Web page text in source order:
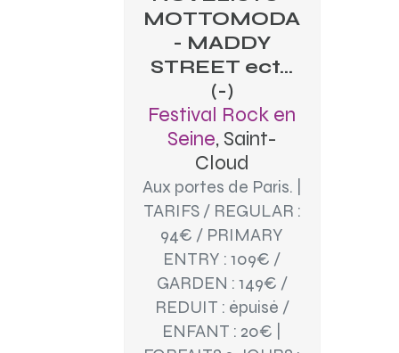
MOTTOMODA
- MADDY
STREET ect...
(-)
Festival Rock en
Seine, Saint-
Cloud
Aux portes de Paris. |
TARIFS / REGULAR :
94€ / PRIMARY
ENTRY : 109€ /
GARDEN : 149€ /
REDUIT : épuisé /
ENFANT : 20€ |